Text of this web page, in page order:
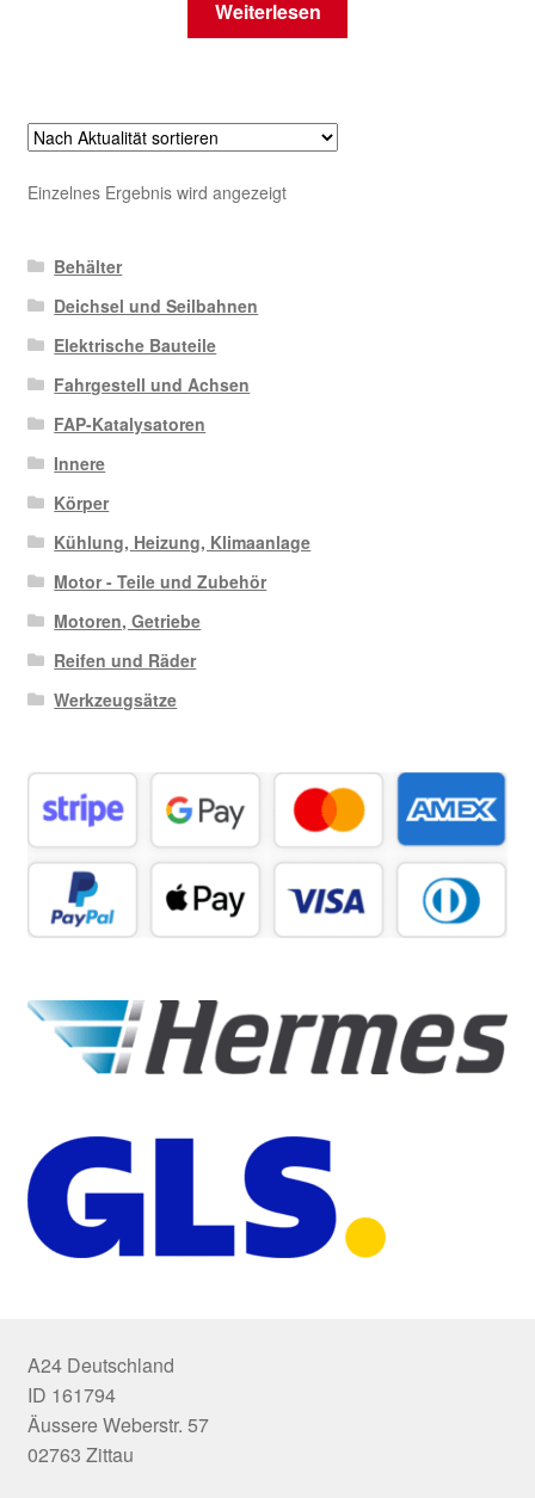
Weiterlesen
Einzelnes Ergebnis wird angezeigt
Behälter
Deichsel und Seilbahnen
Elektrische Bauteile
Fahrgestell und Achsen
FAP-Katalysatoren
Innere
Körper
Kühlung, Heizung, Klimaanlage
Motor - Teile und Zubehör
Motoren, Getriebe
Reifen und Räder
Werkzeugsätze
A24 Deutschland
ID 161794
Äussere Weberstr. 57
02763 Zittau